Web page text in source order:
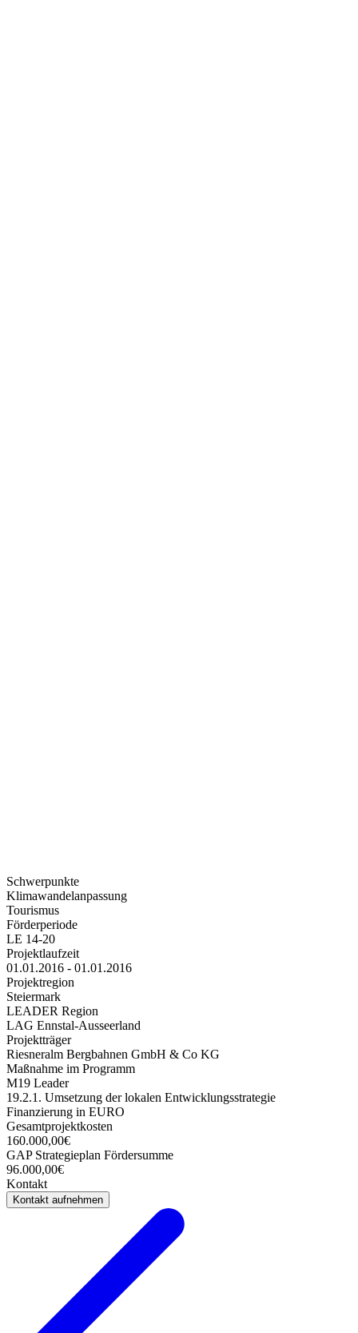
Schwerpunkte
Klimawandelanpassung
Tourismus
Förderperiode
LE 14-20
Projektlaufzeit
01.01.2016 - 01.01.2016
Projektregion
Steiermark
LEADER Region
LAG Ennstal-Ausseerland
Projektträger
Riesneralm Bergbahnen GmbH & Co KG
Maßnahme im Programm
M19 Leader
19.2.1. Umsetzung der lokalen Entwicklungsstrategie
Finanzierung in EURO
Gesamtprojektkosten
160.000,00€
GAP Strategieplan Fördersumme
96.000,00€
Kontakt
Kontakt aufnehmen